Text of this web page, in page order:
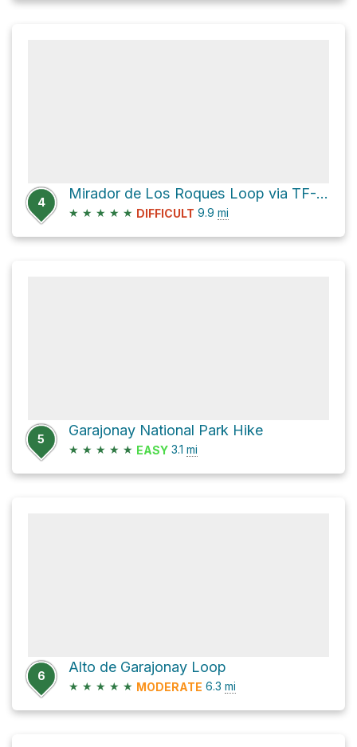
4
Mirador de Los Roques Loop via TF-713
★ ★ ★ ★ ★ DIFFICULT 9.9 mi
5
Garajonay National Park Hike
★ ★ ★ ★ ★ EASY 3.1 mi
6
Alto de Garajonay Loop
★ ★ ★ ★ ★ MODERATE 6.3 mi